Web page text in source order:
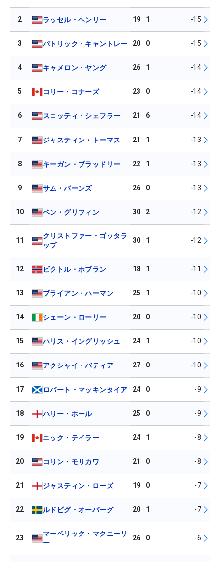
2 ラッセル・ヘンリー 19 1 -15
3 パトリック・キャントレー 20 0 -15
4 キャメロン・ヤング 26 1 -14
5 コリー・コナーズ 23 0 -14
6 スコッティ・シェフラー 21 6 -14
7 ジャスティン・トーマス 21 1 -13
8 キーガン・ブラッドリー 22 1 -13
9 サム・バーンズ 26 0 -13
10 ベン・グリフィン 30 2 -12
11
クリストファー・ゴッタラ
ップ
30 1 -12
12 ビクトル・ホブラン 18 1 -11
13 ブライアン・ハーマン 25 1 -10
14 シェーン・ローリー 20 0 -10
15 ハリス・イングリッシュ 24 1 -10
16 アクシャイ・バティア 27 0 -10
17 ロバート・マッキンタイア 24 0 -9
18 ハリー・ホール 25 0 -9
19 ニック・テイラー 24 1 -8
20 コリン・モリカワ 21 0 -8
21 ジャスティン・ローズ 19 0 -7
22 ルドビグ・オーバーグ 20 1 -7
23
マーベリック・マクニーリ
ー
26 0 -6